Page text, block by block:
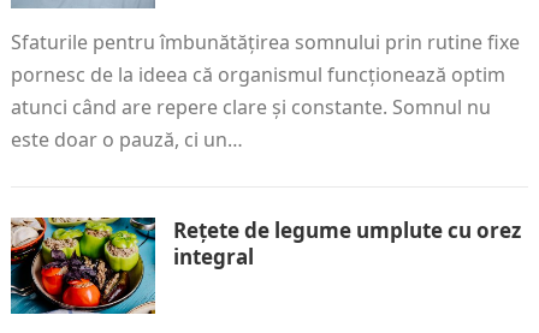
Sfaturile pentru îmbunătățirea somnului prin rutine fixe
pornesc de la ideea că organismul funcționează optim
atunci când are repere clare și constante. Somnul nu
este doar o pauză, ci un…
Rețete de legume umplute cu orez
integral